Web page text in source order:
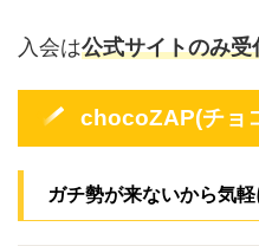
入会は公式サイトのみ受
chocoZAP(チョ
ガチ勢が来ないから気